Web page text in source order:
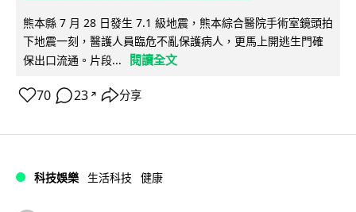
熊本縣 7 月 28 日發生 7.1 級地震，熊本綜合醫院手術室鏡頭拍
下地震一刻，醫護人員臨危不亂保護病人，更馬上開逃生門確
保出口流通。片段...
閱讀全文
70 23 ↗ 分享
科技娛樂 生活科技 健康